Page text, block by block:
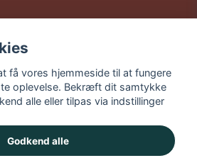
kr
få vores hjemmeside til at fungere
oplevelse. Bekræft dit samtykke
alle eller tilpas via indstillinger
Godkend alle